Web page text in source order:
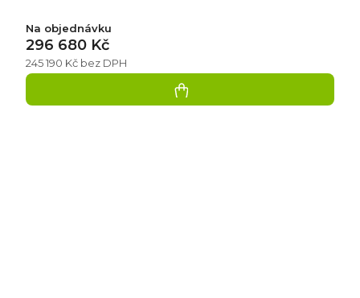
Na objednávku
245 190 Kč bez DPH
296 680 Kč